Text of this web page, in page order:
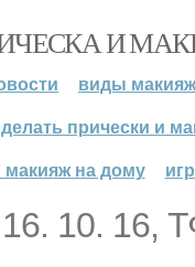
И
виды
делать прически и
макияж на дому
10. 16,